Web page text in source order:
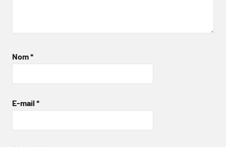
Nom*
E-mail *